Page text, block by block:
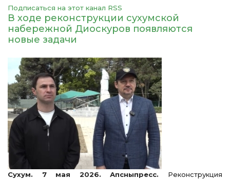
Подписаться на этот канал RSS
В ходе реконструкции сухумской
набережной Диоскуров появляются
новые задачи
Сухум. 7 мая 2026. Апсныпресс. Реконструкция